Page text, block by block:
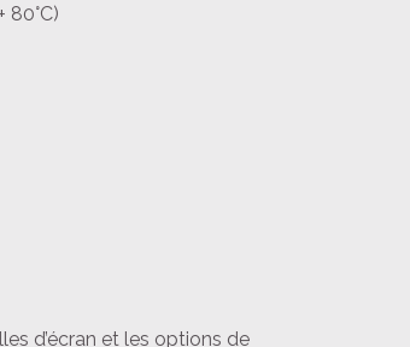
80°C)
d’écran et les options de